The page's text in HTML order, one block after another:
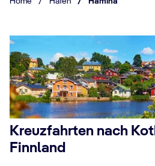
Kreuzfahrten nach
Finnland